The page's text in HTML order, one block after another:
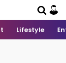
Lifestyle